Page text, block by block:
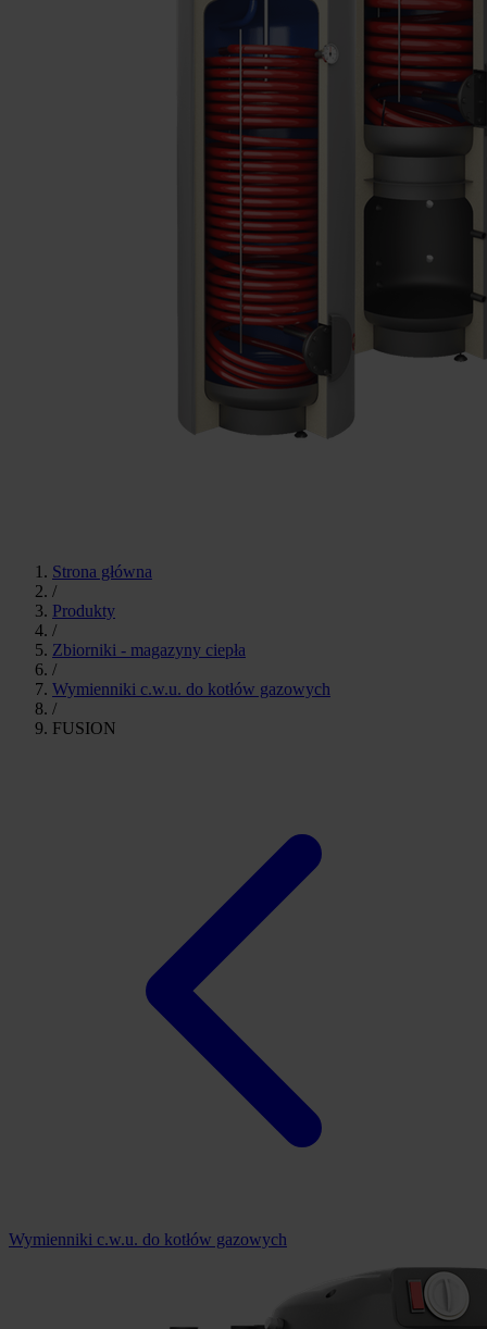
Strona główna
/
Produkty
/
Zbiorniki - magazyny ciepła
/
Wymienniki c.w.u. do kotłów gazowych
/
FUSION
Wymienniki c.w.u. do kotłów gazowych